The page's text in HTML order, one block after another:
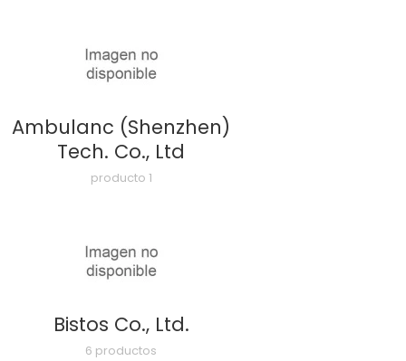
Ambulanc (Shenzhen)
Tech. Co., Ltd
producto 1
Bistos Co., Ltd.
6 productos